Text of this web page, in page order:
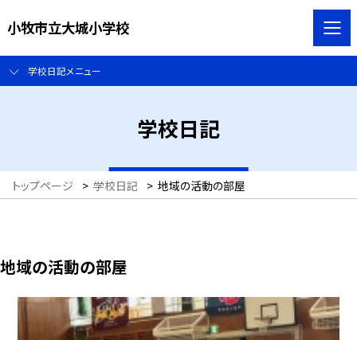
小牧市立大城小学校
学校日記メニュー
学校日記
トップページ > 学校日記 > 地域の活動の部屋
地域の活動の部屋